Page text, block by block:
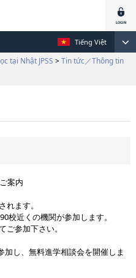
Tiếng Việt
tại Nhật JPSS > Tin tức／Thông tin
案内
れます。
校近くの機関が参加します。
ご参加下さい。
加し、無料進学相談会を開催しま